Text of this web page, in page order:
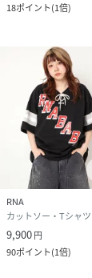
18ポイント(1倍)
RNA
カットソー・Tシャツ
9,900円
90ポイント(1倍)